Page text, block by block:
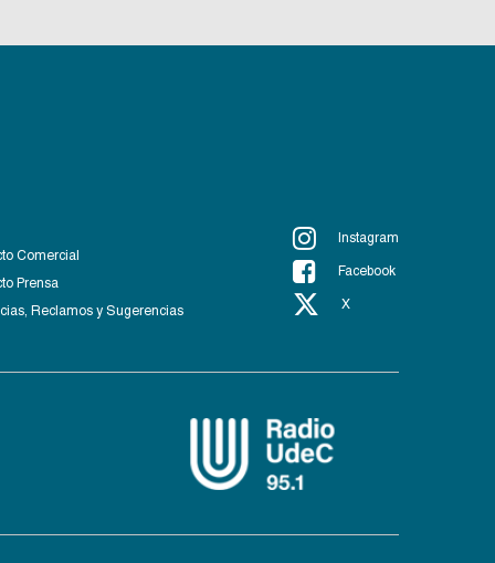
Comercial
Prensa
Reclamos y Sugerencias
Instagram
Facebook
X